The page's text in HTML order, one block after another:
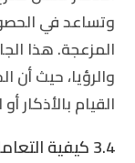
وتساعد في
المزعجة. هذا
والرؤيا، حيث أن
القيام بالأذكار
3.4 كيفية التعامل مع الأحلام المزعجة